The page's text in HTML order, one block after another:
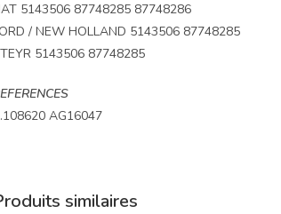
5143506 87748285 87748286
/ NEW HOLLAND 5143506 87748285
5143506 87748285
AG16047
similaires